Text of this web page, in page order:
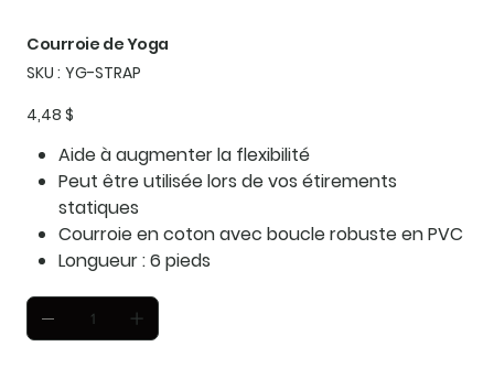
Courroie de Yoga
SKU : SKU
YG-
YG-STRAP
Prix
4,48 $
Aide à augmenter la flexibilité
Peut être utilisée lors de vos étirements
statiques
Courroie en coton avec boucle robuste en PVC
Longueur : 6 pieds